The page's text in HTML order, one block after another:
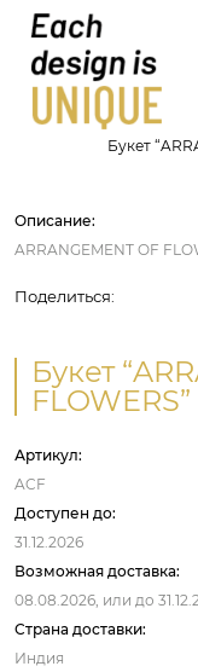
Букет
Описание:
ARRANGEMENT OF
Поделиться:
Букет
Артикул:
ACF
Доступен до:
31.12.2026
Возможная доставка:
08.08.2026, или до
Страна доставки:
Индия